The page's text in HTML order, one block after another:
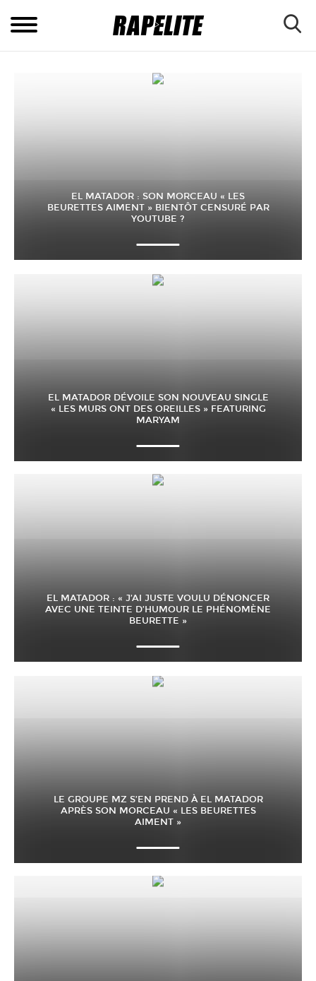
EL MATADOR : SON MORCEAU « LES
BEURETTES AIMENT » BIENTÔT CENSURÉ PAR
YOUTUBE ?
EL MATADOR DÉVOILE SON NOUVEAU SINGLE
« LES MURS ONT DES OREILLES » FEATURING
MARYAM
EL MATADOR : « J’AI JUSTE VOULU DÉNONCER
AVEC UNE TEINTE D’HUMOUR LE PHÉNOMÈNE
BEURETTE »
LE GROUPE MZ S’EN PREND À EL MATADOR
APRÈS SON MORCEAU « LES BEURETTES
AIMENT »